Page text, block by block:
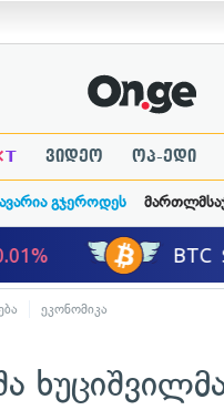
T ვიდეო ოპ-ედი
გჯეროდეს
ეკონომიკა